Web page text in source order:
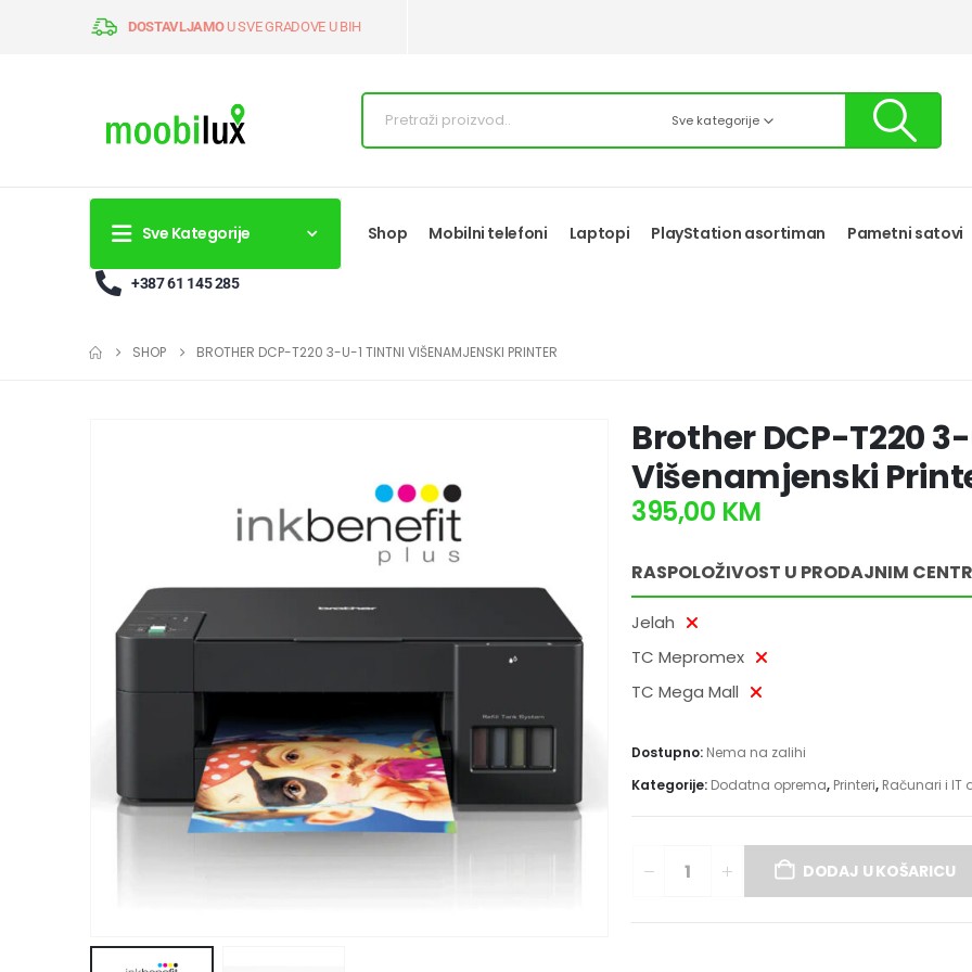
DOSTAVLJAMOU SVE GRADOVE U BIH
Sve kategorije
Sve Kategorije Shop Mobilni telefoni Laptopi PlayStation asortiman Pametni satovi
+387 61 145 285
SHOP BROTHER DCP-T220 3-U-1 TINTNI VIŠENAMJENSKI PRINTER
Brother DCP-T220
Višenamjenski
395,00 KM
RASPOLOŽIVOST U PRODAJNIM
Jelah
TC Mepromex
TC Mega Mall
Dostupno: Nema na zalihi
Kategorije: Dodatna oprema, Printeri, Računari i IT
DODAJ U KOŠARICU